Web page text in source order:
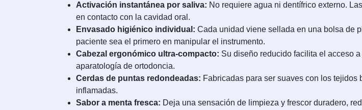
Activación instantánea por saliva: No requiere agua ni dentífrico externo.
en contacto con la cavidad oral.
Envasado higiénico individual: Cada unidad viene sellada en una bolsa de
paciente sea el primero en manipular el instrumento.
Cabezal ergonómico ultra-compacto: Su diseño reducido facilita el acceso
aparatología de ortodoncia.
Cerdas de puntas redondeadas: Fabricadas para ser suaves con los
inflamadas.
Sabor a menta fresca: Deja una sensación de limpieza y frescor duradero,